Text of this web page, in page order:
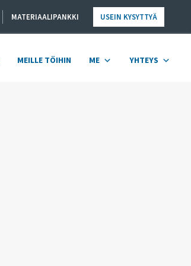
MATERIAALIPANKKI USEIN KYSYTTYÄ
MEILLE TÖIHIN ME YHTEYS